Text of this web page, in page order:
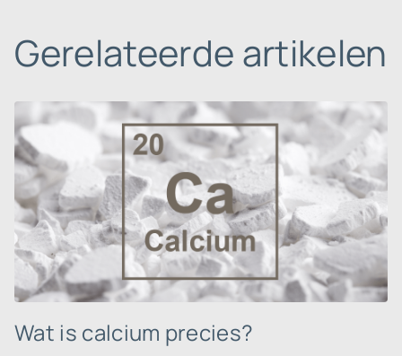
Gerelateerde artikelen
Wat is calcium precies?